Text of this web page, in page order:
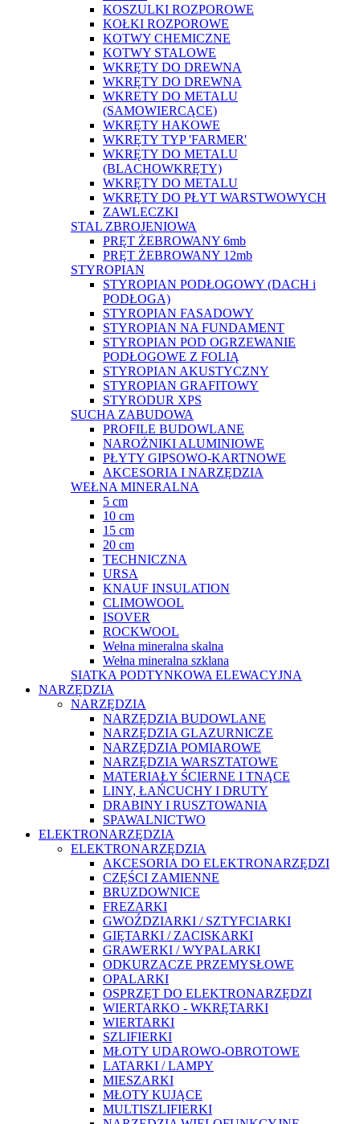
KOSZULKI ROZPOROWE
KOŁKI ROZPOROWE
KOTWY CHEMICZNE
KOTWY STALOWE
WKRĘTY DO DREWNA
WKRĘTY DO DREWNA
WKRETY DO METALU
(SAMOWIERCĄCE)
WKRĘTY HAKOWE
WKRĘTY TYP 'FARMER'
WKRĘTY DO METALU
(BLACHOWKRĘTY)
WKRĘTY DO METALU
WKRĘTY DO PŁYT WARSTWOWYCH
ZAWLECZKI
STAL ZBROJENIOWA
PRĘT ŻEBROWANY 6mb
PRĘT ŻEBROWANY 12mb
STYROPIAN
STYROPIAN PODŁOGOWY (DACH i
PODŁOGA)
STYROPIAN FASADOWY
STYROPIAN NA FUNDAMENT
STYROPIAN POD OGRZEWANIE
PODŁOGOWE Z FOLIĄ
STYROPIAN AKUSTYCZNY
STYROPIAN GRAFITOWY
STYRODUR XPS
SUCHA ZABUDOWA
PROFILE BUDOWLANE
NAROŻNIKI ALUMINIOWE
PŁYTY GIPSOWO-KARTNOWE
AKCESORIA I NARZĘDZIA
WEŁNA MINERALNA
5 cm
10 cm
15 cm
20 cm
TECHNICZNA
URSA
KNAUF INSULATION
CLIMOWOOL
ISOVER
ROCKWOOL
Wełna mineralna skalna
Wełna mineralna szklana
SIATKA PODTYNKOWA ELEWACYJNA
NARZĘDZIA
NARZĘDZIA
NARZĘDZIA BUDOWLANE
NARZĘDZIA GLAZURNICZE
NARZĘDZIA POMIAROWE
NARZĘDZIA WARSZTATOWE
MATERIAŁY ŚCIERNE I TNĄCE
LINY, ŁAŃCUCHY I DRUTY
DRABINY I RUSZTOWANIA
SPAWALNICTWO
ELEKTRONARZĘDZIA
ELEKTRONARZĘDZIA
AKCESORIA DO ELEKTRONARZĘDZI
CZĘŚCI ZAMIENNE
BRUZDOWNICE
FREZARKI
GWOŹDZIARKI / SZTYFCIARKI
GIĘTARKI / ZACISKARKI
GRAWERKI / WYPALARKI
ODKURZACZE PRZEMYSŁOWE
OPALARKI
OSPRZĘT DO ELEKTRONARZĘDZI
WIERTARKO - WKRĘTARKI
WIERTARKI
SZLIFIERKI
MŁOTY UDAROWO-OBROTOWE
LATARKI / LAMPY
MIESZARKI
MŁOTY KUJĄCE
MULTISZLIFIERKI